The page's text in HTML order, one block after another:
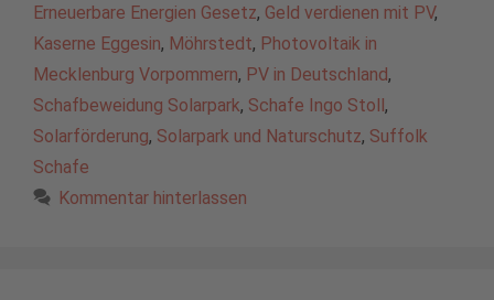
Erneuerbare Energien Gesetz, Geld verdienen mit PV,
Kaserne Eggesin, Möhrstedt, Photovoltaik in
Mecklenburg Vorpommern, PV in Deutschland,
Schafbeweidung Solarpark, Schafe Ingo Stoll,
Solarförderung, Solarpark und Naturschutz, Suffolk
Schafe
Kommentar hinterlassen